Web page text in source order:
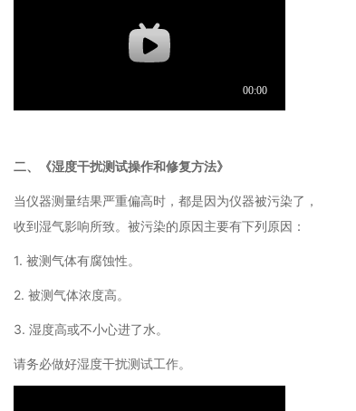
二、《湿度干扰测试操作和修复方法》
当仪器测量结果严重偏高时，都是因为仪器被污染了，
收到湿气影响所致。被污染的原因主要有下列原因：
1. 被测气体有腐蚀性。
2. 被测气体浓度高。
3. 湿度高或不小心进了水。
请务必做好湿度干扰测试工作。